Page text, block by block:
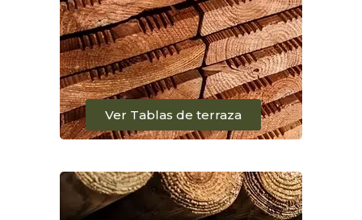
Ver Tablas de terraza